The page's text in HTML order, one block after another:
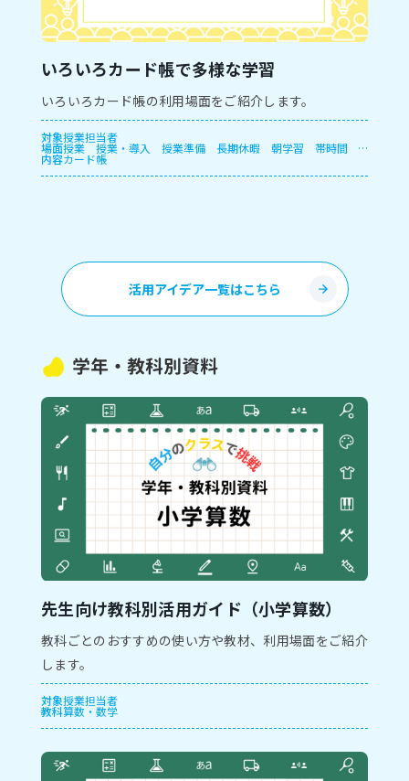
いろいろカード帳で多様な学習
いろいろカード帳の利用場面をご紹介します。
対象授業担当者
場面授業 授業・導入 授業準備 長期休暇 朝学習 帯時間
放課後 休み時間
内容カード帳
活用アイデア一覧はこちら
学年・教科別資料
先生向け教科別活用ガイド（小学算数）
教科ごとのおすすめの使い方や教材、利用場面をご紹介
します。
対象授業担当者
教科算数・数学